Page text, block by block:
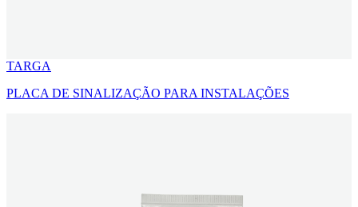
TARGA
PLACA DE SINALIZAÇÃO PARA INSTALAÇÕES